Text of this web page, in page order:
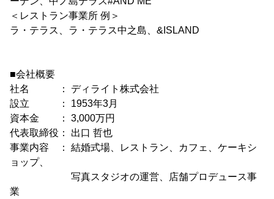
＜レストラン事業所 例＞
ラ・テラス、ラ・テラス中之島、&ISLAND
■会社概要
社名 ： ディライト株式会社
設立 ： 1953年3月
資本金 ： 3,000万円
代表取締役： 出口 哲也
事業内容 ： 結婚式場、レストラン、カフェ、ケーキシ
ョップ、
写真スタジオの運営、店舗プロデュース事
業